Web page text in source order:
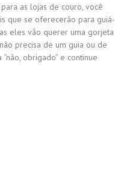
as lojas de couro, você
que se oferecerão para guiá-
eles vão querer uma gorjeta
precisa de um guia ou de
obrigado” e continue